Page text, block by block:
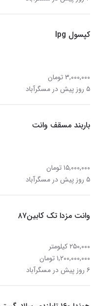
کپسول lpg
۳,۰۰۰,۰۰۰ تومان
۵ روز پیش در مسگرآباد
باربند مسقف وانت
۱۵,۰۰۰,۰۰۰ تومان
۵ روز پیش در مسگرآباد
وانت مزدا تک کابین۸۷
۲۵۰,۰۰۰ کیلومتر
۱,۲۰۰,۰۰۰,۰۰۰ تومان
۶ روز پیش در مسگرآباد